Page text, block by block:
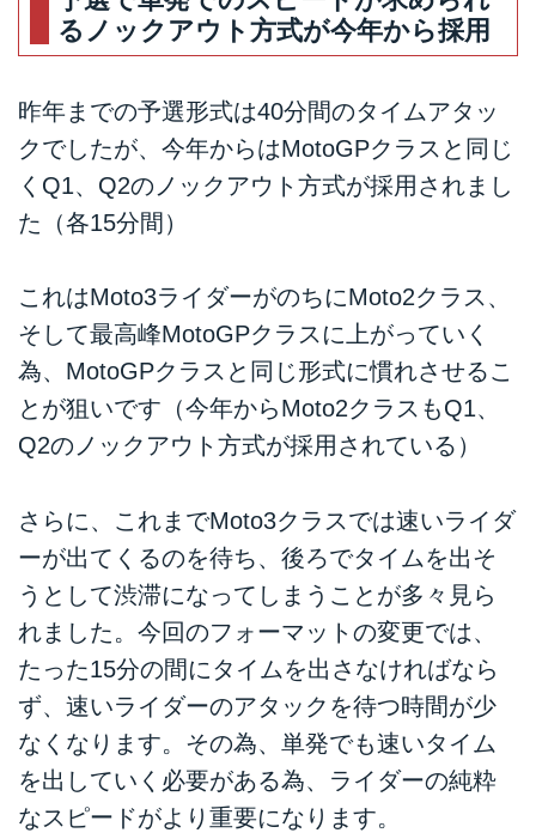
るノックアウト方式が今年から採用
昨年までの予選形式は40分間のタイムアタッ
クでしたが、今年からはMotoGPクラスと同じ
くQ1、Q2のノックアウト方式が採用されまし
た（各15分間）
これはMoto3ライダーがのちにMoto2クラス、
そして最高峰MotoGPクラスに上がっていく
為、MotoGPクラスと同じ形式に慣れさせるこ
とが狙いです（今年からMoto2クラスもQ1、
Q2のノックアウト方式が採用されている）
さらに、これまでMoto3クラスでは速いライダ
ーが出てくるのを待ち、後ろでタイムを出そ
うとして渋滞になってしまうことが多々見ら
れました。今回のフォーマットの変更では、
たった15分の間にタイムを出さなければなら
ず、速いライダーのアタックを待つ時間が少
なくなります。その為、単発でも速いタイム
を出していく必要がある為、ライダーの純粋
なスピードがより重要になります。